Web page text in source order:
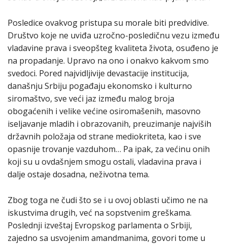
Posledice ovakvog pristupa su morale biti predvidive.
Društvo koje ne uviđa uzročno-posledičnu vezu između
vladavine prava i sveopšteg kvaliteta života, osuđeno je
na propadanje. Upravo na ono i onakvo kakvom smo
svedoci. Pored najvidljivije devastacije institucija,
današnju Srbiju pogađaju ekonomsko i kulturno
siromaštvo, sve veći jaz između malog broja
obogaćenih i velike većine osiromašenih, masovno
iseljavanje mladih i obrazovanih, preuzimanje najviših
državnih položaja od strane mediokriteta, kao i sve
opasnije trovanje vazduhom… Pa ipak, za većinu onih
koji su u ovdašnjem smogu ostali, vladavina prava i
dalje ostaje dosadna, neživotna tema.
Zbog toga ne čudi što se i u ovoj oblasti učimo ne na
iskustvima drugih, već na sopstvenim greškama.
Poslednji izveštaj Evropskog parlamenta o Srbiji,
zajedno sa usvojenim amandmanima, govori tome u